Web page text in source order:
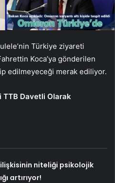
Türkiye ziyareti
Koca’ya gönderilen
edilmeyeceği merak ediliyor.
TTB Davetli Olarak
niteliği psikolojik
artırıyor!